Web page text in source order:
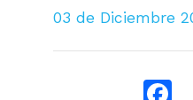
03 de Diciembre